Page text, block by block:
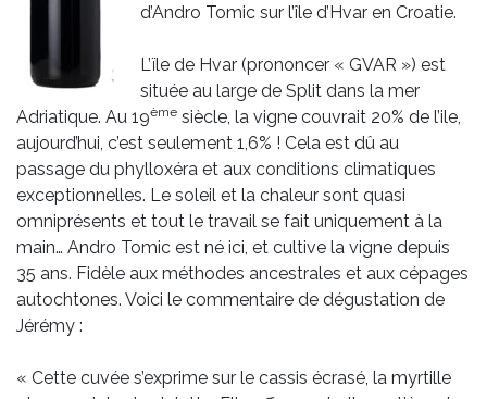
d’Andro Tomic sur l’île d’Hvar en Croatie.
L’ïle de Hvar (prononcer « GVAR ») est
située au large de Split dans la mer
Adriatique. Au 19ème siècle, la vigne couvrait 20% de l’ile,
aujourd’hui, c’est seulement 1,6% ! Cela est dû au
passage du phylloxéra et aux conditions climatiques
exceptionnelles. Le soleil et la chaleur sont quasi
omniprésents et tout le travail se fait uniquement à la
main… Andro Tomic est né ici, et cultive la vigne depuis
35 ans. Fidèle aux méthodes ancestrales et aux cépages
autochtones. Voici le commentaire de dégustation de
Jérémy :
« Cette cuvée s’exprime sur le cassis écrasé, la myrtille